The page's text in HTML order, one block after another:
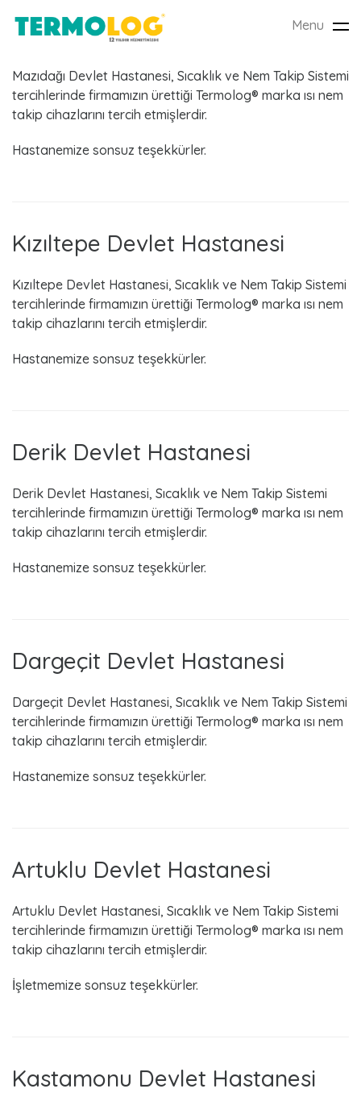
Menu
A
y
M
a
y
ı
0
1
9
Mazıdağı Devlet Hastanesi
Mazıdağı Devlet Hastanesi, Sıcaklık ve Nem Takip Sistemi
tercihlerinde firmamızın ürettiği Termolog® marka ısı nem
takip cihazlarını tercih etmişlerdir.
Hastanemize sonsuz teşekkürler.
Kızıltepe Devlet Hastanesi
Kızıltepe Devlet Hastanesi, Sıcaklık ve Nem Takip Sistemi
tercihlerinde firmamızın ürettiği Termolog® marka ısı nem
takip cihazlarını tercih etmişlerdir.
Hastanemize sonsuz teşekkürler.
Derik Devlet Hastanesi
Derik Devlet Hastanesi, Sıcaklık ve Nem Takip Sistemi
tercihlerinde firmamızın ürettiği Termolog® marka ısı nem
takip cihazlarını tercih etmişlerdir.
Hastanemize sonsuz teşekkürler.
Dargeçit Devlet Hastanesi
Dargeçit Devlet Hastanesi, Sıcaklık ve Nem Takip Sistemi
tercihlerinde firmamızın ürettiği Termolog® marka ısı nem
takip cihazlarını tercih etmişlerdir.
Hastanemize sonsuz teşekkürler.
Artuklu Devlet Hastanesi
Artuklu Devlet Hastanesi, Sıcaklık ve Nem Takip Sistemi
tercihlerinde firmamızın ürettiği Termolog® marka ısı nem
takip cihazlarını tercih etmişlerdir.
İşletmemize sonsuz teşekkürler.
Kastamonu Devlet Hastanesi